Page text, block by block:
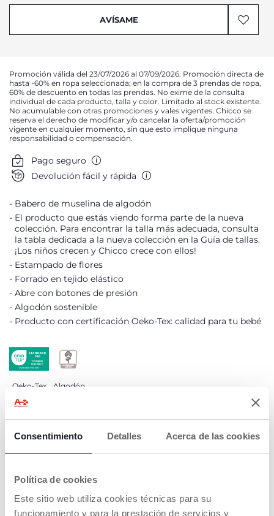
Consentimiento Detalles Acerca de las cookies
Política de cookies
Este sitio web utiliza cookies técnicas para su
funcionamiento y para la prestación de servicios y
Avísame
AVÍSAME
Promoción válida del 23/07/2026 al 07/09/2026. Promoción directa de
hasta -60% en ropa seleccionada; en la compra de 3 prendas de ropa,
60% de descuento en todas las prendas. No exime de la consulta
individual de cada producto, talla y color. Limitado al stock existente.
No acumulable con otras promociones y vales vigentes. Chicco se
reserva el derecho de modificar y/o cancelar la oferta/promoción
vigente en cualquier momento, sin que esto implique ninguna
responsabilidad o compensación.
Pago seguro
Devolución fácil y rápida
Babero de muselina de algodón
El producto que estás viendo forma parte de la nueva
colección. Para encontrar la talla más adecuada, consulta
la tabla dedicada a la nueva colección en la Guía de tallas.
¡Los niños crecen y Chicco crece con ellos!
Estampado de flores
Forrado en tejido elástico
Abre con botones de presión
Algodón sostenible
Producto con certificación Oeko-Tex: calidad para tu bebé
Oeko-Tex
Algodón
DETALLES DEL PRODUCTO
COMPROMISO CHICCO